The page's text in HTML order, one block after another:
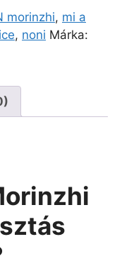
morinzhi, mi a
, noni Márka: